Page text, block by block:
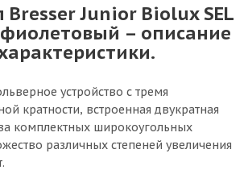
Junior Biolux SEL
– описание
устройство с тремя
кратности, встроенная двукратная
комплектных широкоугольных
различных степеней увеличения